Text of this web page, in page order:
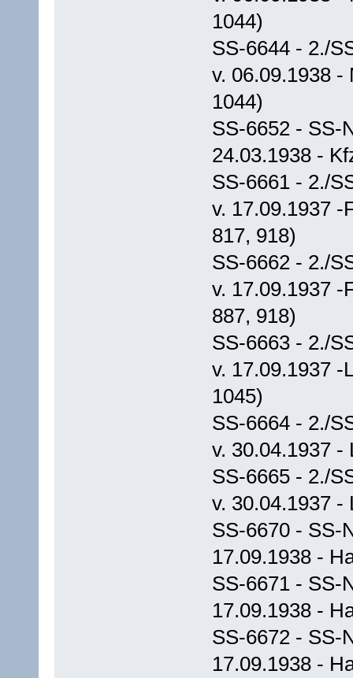
1044)
SS-6644 - 2./
v. 06.09.1938 -
1044)
SS-6652 - SS-
24.03.1938 -
SS-6661 - 2./
v. 17.09.1937 -
817, 918)
SS-6662 - 2./
v. 17.09.1937 -
887, 918)
SS-6663 - 2./
v. 17.09.1937 -
1045)
SS-6664 - 2./
v. 30.04.1937 -
SS-6665 - 2./
v. 30.04.1937 -
SS-6670 - SS-
17.09.1938 -
SS-6671 - SS-
17.09.1938 -
SS-6672 - SS-
17.09.1938 -